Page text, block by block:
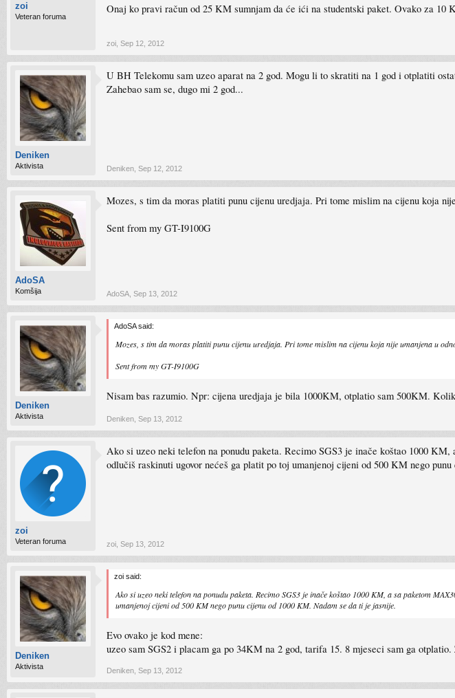
zoi
Veteran foruma
Onaj ko pravi račun od 25 KM sumnjam da će ići na studentski paket. Ovako za
zoi Sep 12, 2012
Deniken
Aktivista
U BH Telekomu sam uzeo aparat na 2 god. Mogu li to skratiti na 1 god i otplatiti
Zahebao sam se, dugo mi 2 god...
Deniken Sep 12, 2012
AdoSA
Komšija
Mozes, s tim da moras platiti punu cijenu uredjaja. Pri tome mislim na cijenu koja
Sent from my GT-I9100G
AdoSA Sep 13, 2012
Deniken
Aktivista
AdoSA said:
Mozes, s tim da moras platiti punu cijenu uredjaja. Pri tome mislim na cijenu koja nije umanjena u
Sent from my GT-I9100G
Nisam bas razumio. Npr: cijena uredjaja je bila 1000KM, otplatio sam 500KM.
Deniken Sep 13, 2012
zoi
Veteran foruma
Ako si uzeo neki telefon na ponudu paketa. Recimo SGS3 je inače koštao 1000
odlučiš raskinuti ugovor nećeš ga platit po toj umanjenoj cijeni od 500 KM nego
zoi Sep 13, 2012
Deniken
Aktivista
zoi said:
Ako si uzeo neki telefon na ponudu paketa. Recimo SGS3 je inače koštao 1000 KM, a sa paketom
umanjenoj cijeni od 500 KM nego punu cijenu od 1000 KM. Nadam se da ti je jasnije.
Evo ovako je kod mene:
uzeo sam SGS2 i placam ga po 34KM na 2 god, tarifa 15. 8 mjeseci sam ga
Deniken Sep 13, 2012